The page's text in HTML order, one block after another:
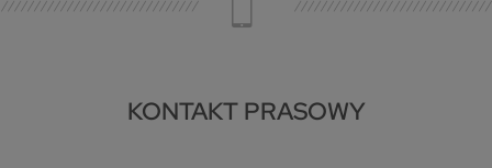
KONTAKT PRASOWY